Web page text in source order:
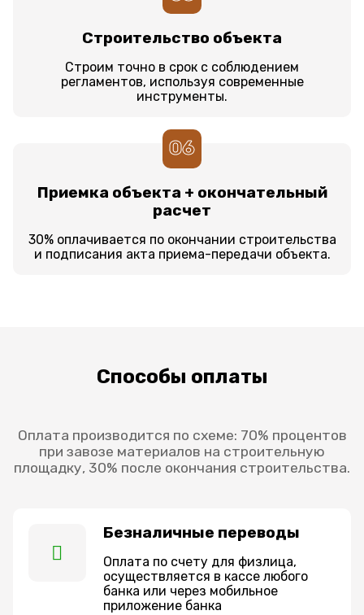
Строительство объекта
Строим точно в срок с соблюдением
регламентов, используя современные
инструменты.
06
Приемка объекта + окончательный
расчет
30% оплачивается по окончании строительства
и подписания акта приема-передачи объекта.
Способы оплаты
Оплата производится по схеме: 70% процентов
при завозе материалов на строительную
площадку, 30% после окончания строительства.
Безналичные переводы
Оплата по счету для физлица,
осуществляется в кассе любого
банка или через мобильное
приложение банка